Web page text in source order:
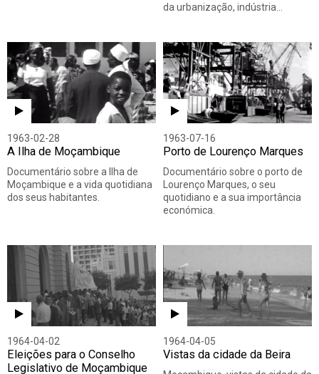
da urbanização, indústria…
1963-02-28
A Ilha de Moçambique
Documentário sobre a Ilha de
Moçambique e a vida quotidiana
dos seus habitantes.
1963-07-16
Porto de Lourenço Marques
Documentário sobre o porto de
Lourenço Marques, o seu
quotidiano e a sua importância
económica.
1964-04-02
Eleições para o Conselho
Legislativo de Moçambique
1964-04-05
Vistas da cidade da Beira